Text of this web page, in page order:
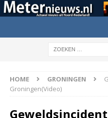
HOME GRONINGEN
Groningen(Video)